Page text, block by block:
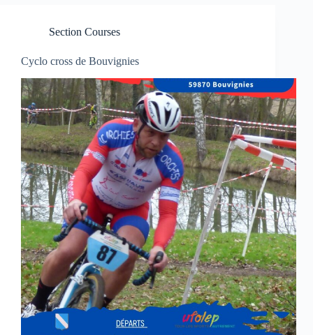
Section Courses
Cyclo cross de Bouvignies